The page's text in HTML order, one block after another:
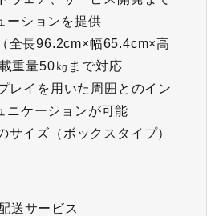
ーションを提供
全長96.2cm×幅65.4cm×高
重量50㎏まで対応
レイを用いた周囲とのイン
ニケーションが可能
サイズ（ボックスタイプ）
送サービス